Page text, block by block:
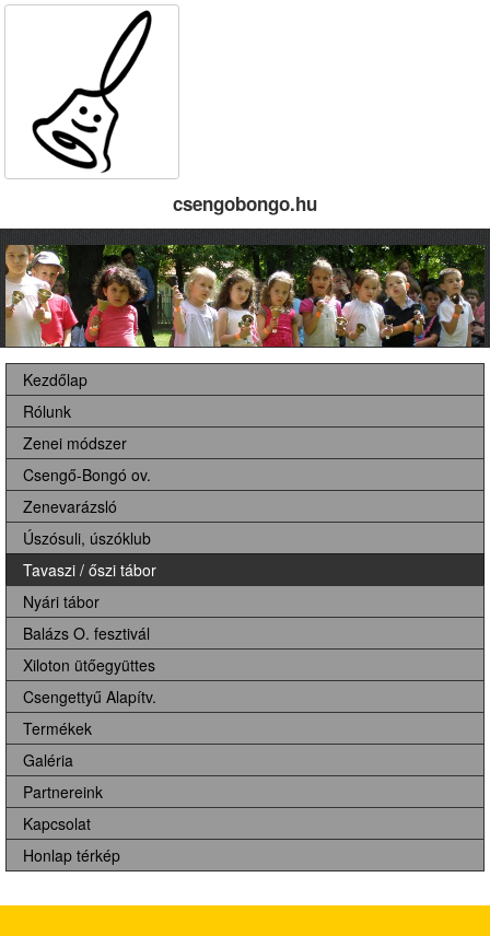
csengobongo.hu
Kezdőlap
Rólunk
Zenei módszer
Csengő-Bongó ov.
Zenevarázsló
Úszósuli, úszóklub
Tavaszi / őszi tábor
Nyári tábor
Balázs O. fesztivál
Xiloton ütőegyüttes
Csengettyű Alapítv.
Termékek
Galéria
Partnereink
Kapcsolat
Honlap térkép